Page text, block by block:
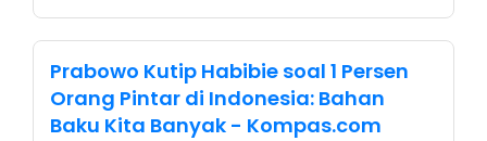
Prabowo Kutip Habibie soal 1 Persen
Orang Pintar di Indonesia: Bahan
Baku Kita Banyak - Kompas.com